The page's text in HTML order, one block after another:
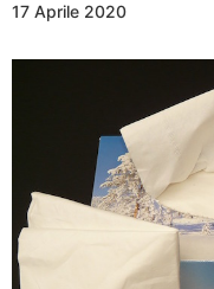
17 Aprile 2020